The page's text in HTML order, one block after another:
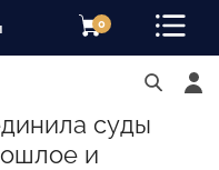
0
суды
и